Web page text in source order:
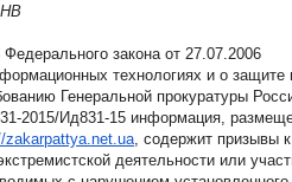
закона от 27.07.2006
технологиях и о защите
Генеральной прокуратуры
2015/Ид831-15 информация,
zakarpattya.net.ua , содержит призывы
деятельности или